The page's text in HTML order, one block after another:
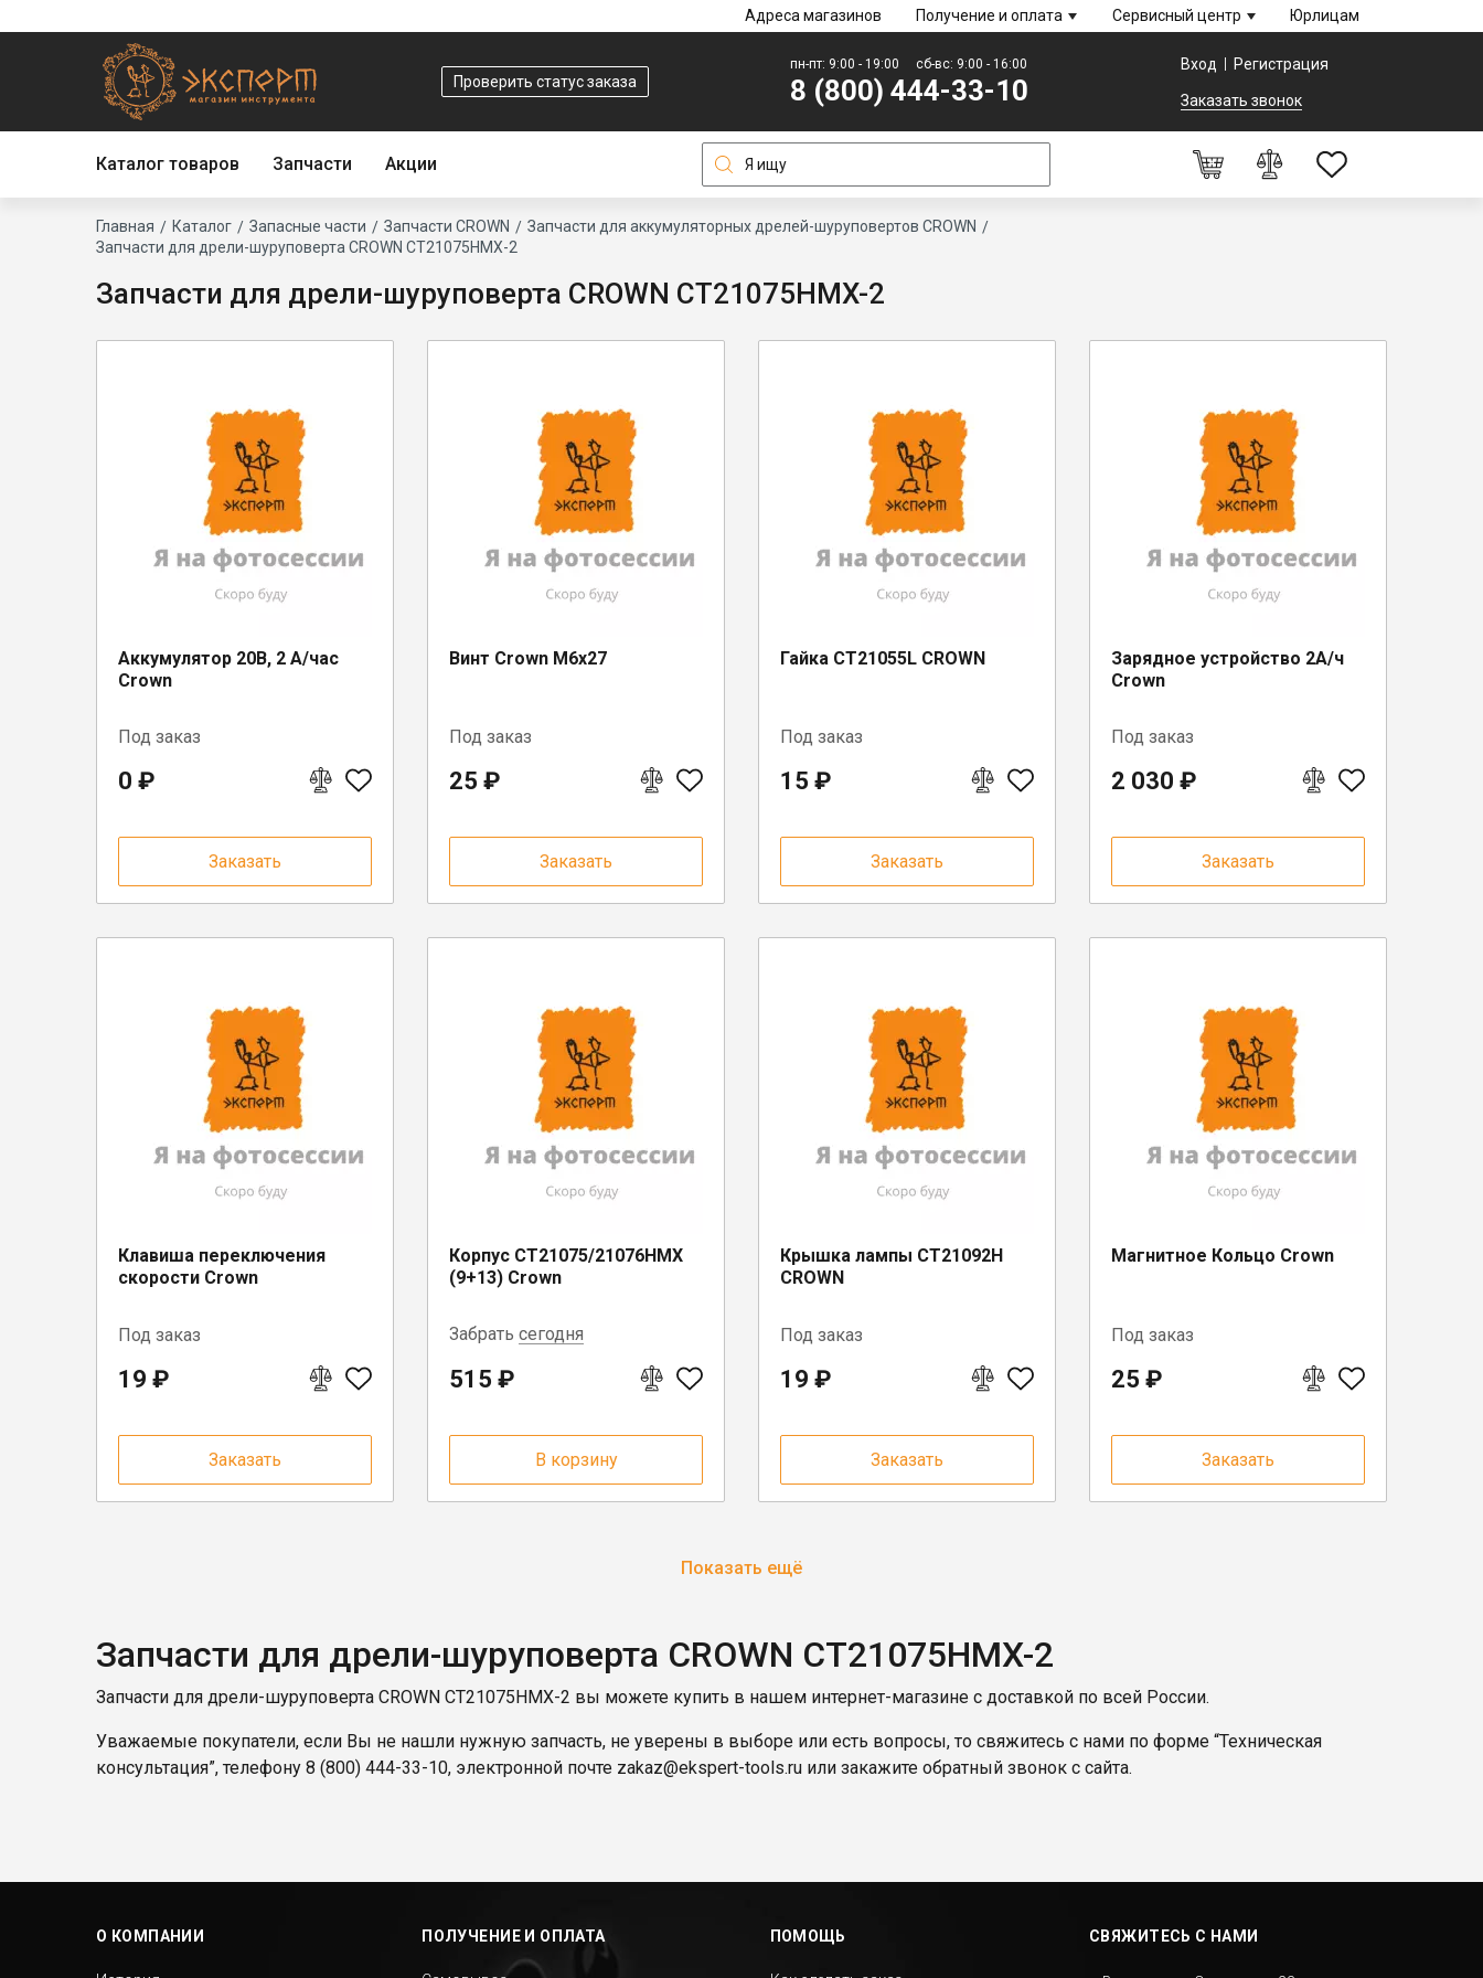
Основная
навигация
Адреса магазинов Получение и оплата Сервисный центр Юрлицам
Проверить статус заказа
пн-пт: 9:00 - 19:00 сб-вс: 9:00 - 16:00
8 (800) 444-33-10
Вход Регистрация
Заказать звонок
Каталог товаров Запчасти Акции
Строка
навигации
Главная Каталог Запасные части Запчасти CROWN
Запчасти для аккумуляторных дрелей-шуруповертов CROWN
Запчасти для дрели-шуруповерта CROWN CT21075HMX-2
Запчасти для дрели-шуруповерта CROWN CT21075HMX-2
Аккумулятор 20В, 2 А/час
Crown
Под заказ
0 ₽
Заказать
Винт Crown M6x27
Под заказ
25 ₽
Заказать
Гайка CT21055L CROWN
Под заказ
15 ₽
Заказать
Зарядное устройство 2А/ч
Crown
Под заказ
2 030 ₽
Заказать
Клавиша переключения
скорости Crown
Под заказ
19 ₽
Заказать
Корпус CT21075/21076HМX
(9+13) Crown
Забрать сегодня
г. Вологда, ул. Саммера, д. 23
515 ₽
В корзину
Крышка лампы CT21092H
CROWN
Под заказ
19 ₽
Заказать
Магнитное Кольцо Crown
Под заказ
25 ₽
Заказать
Показать ещё
Запчасти для дрели-шуруповерта CROWN CT21075HMX-2
Запчасти для дрели-шуруповерта CROWN CT21075HMX-2 вы можете купить в нашем интернет-магазине с доставкой по всей России.
Уважаемые покупатели, если Вы не нашли нужную запчасть, не уверены в выборе или есть вопросы, то свяжитесь с нами по форме “Техническая
консультация”, телефону 8 (800) 444-33-10, электронной почте zakaz@ekspert-tools.ru или закажите обратный звонок с сайта.
О КОМПАНИИ ПОЛУЧЕНИЕ И ОПЛАТА ПОМОЩЬ СВЯЖИТЕСЬ С НАМИ